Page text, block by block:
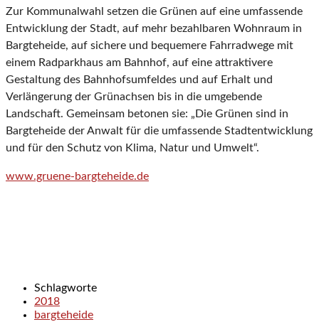
Zur Kommunalwahl setzen die Grünen auf eine umfassende
Entwicklung der Stadt, auf mehr bezahlbaren Wohnraum in
Bargteheide, auf sichere und bequemere Fahrradwege mit
einem Radparkhaus am Bahnhof, auf eine attraktivere
Gestaltung des Bahnhofsumfeldes und auf Erhalt und
Verlängerung der Grünachsen bis in die umgebende
Landschaft. Gemeinsam betonen sie: „Die Grünen sind in
Bargteheide der Anwalt für die umfassende Stadtentwicklung
und für den Schutz von Klima, Natur und Umwelt“.
www.gruene-bargteheide.de
Schlagworte
2018
bargteheide